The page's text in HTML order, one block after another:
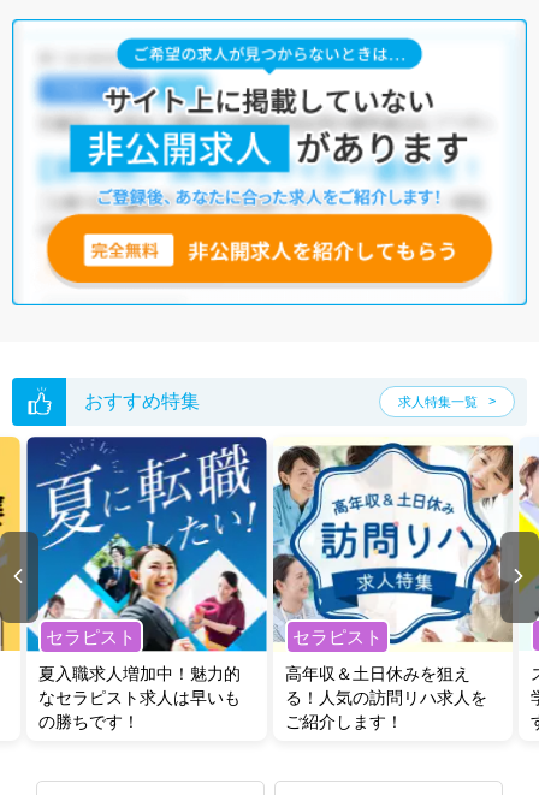
高座郡寒川町の作業療法士求人では以下のような条件が人気です。
土日祝休・積極採用中・ 残業少なめ 正社員(正職員)
・介護福祉施設・訪問リハビリ(在宅医療)
他の条件でも人気の求人がございますので、「こだわり条件」から検索
いただくか、お気軽にお問い合わせください。
全国の作業療法士求人から検索いただくことも可能です。
無料転職支援サービス
にお申し込みいただくと、ご希望条件をヒアリン
グした上で求人をご提案いたします。
ご希望条件がまだ定まっていない方は人気の希望条件をピックアップし
い。
おすすめ特集 求人特集一覧
セラピスト
夏入職求人増加中！魅力的
なセラピスト求人は早いも
の勝ちです！
セラピスト
高年収＆土日休みを狙え
る！人気の訪問リハ求人を
ご紹介します！